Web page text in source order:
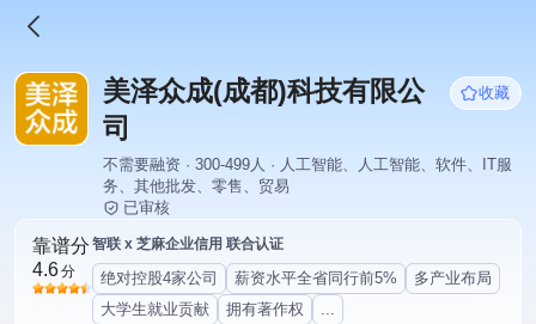
美泽众成(成都)科技有限公
司
收藏
不需要融资 · 300-499人 · 人工智能、人工智能、软件、IT服
务、其他批发、零售、贸易
已审核
靠谱分
4.6分
智联 x 芝麻企业信用 联合认证
绝对控股4家公司 薪资水平全省同行前5%
多产业布局
大学生就业贡献
拥有著作权 ...